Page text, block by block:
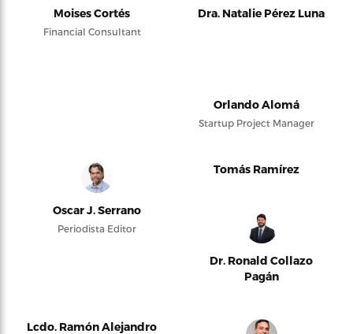
Moises Cortés
Financial Consultant
Dra. Natalie Pérez Luna
Orlando Alomá
Startup Project Manager
Oscar J. Serrano
Periodista Editor
Tomás Ramírez
Dr. Ronald Collazo
Pagán
Lcdo. Ramón Alejandro